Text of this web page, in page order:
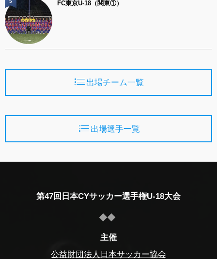
FC東京U-18（関東①）
出場チーム一覧
出場選手一覧
第47回日本CYサッカー選手権U-18大会
主催
公益財団法人日本サッカー協会